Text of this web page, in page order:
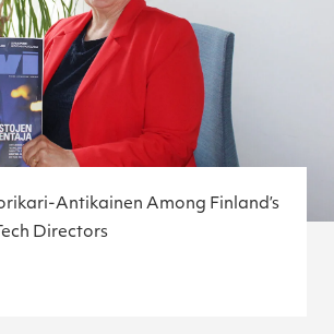
Antikainen Among Finland’s
Directors